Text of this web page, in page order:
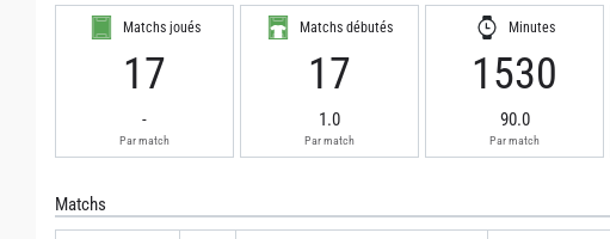
Matchs joués
17
-
Par match
Matchs débutés
17
1.0
Par match
Minutes
1530
90.0
Par match
Matchs